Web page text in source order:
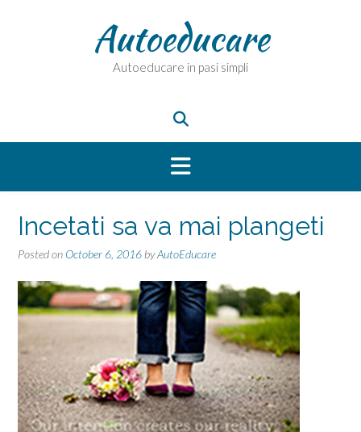
Autoeducare
Autoeducare in pasi simpli
Incetati sa va mai plangeti
Posted on October 6, 2016 byAutoEducare